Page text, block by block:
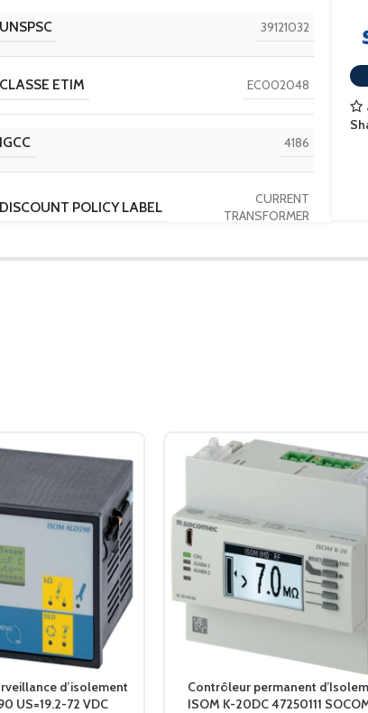
UNSPSC 39121032
CLASSE ETIM EC002048
IGCC 4186
DISCOUNT POLICY LABEL
CURRENT
TRANSFORMER
COURANT NOMINAL SECONDAIRE 5
CONFORMITÉ AUX NORMES
d’isolement
US=19.2-72 VDC
Contrôleur permanent
ISOM K-20DC 47250111